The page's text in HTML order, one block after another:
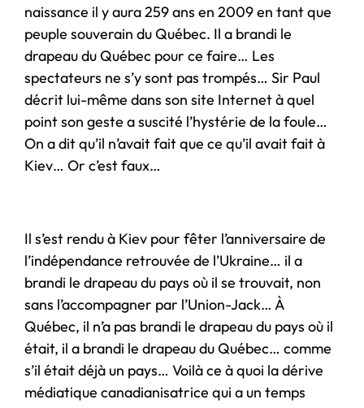
naissance il y aura 259 ans en 2009 en tant que
peuple souverain du Québec. Il a brandi le
drapeau du Québec pour ce faire… Les
spectateurs ne s’y sont pas trompés… Sir Paul
décrit lui-même dans son site Internet à quel
point son geste a suscité l’hystérie de la foule…
On a dit qu’il n’avait fait que ce qu’il avait fait à
Kiev… Or c’est faux…
Il s’est rendu à Kiev pour fêter l’anniversaire de
l’indépendance retrouvée de l’Ukraine… il a
brandi le drapeau du pays où il se trouvait, non
sans l’accompagner par l’Union-Jack… À
Québec, il n’a pas brandi le drapeau du pays où il
était, il a brandi le drapeau du Québec… comme
s’il était déjà un pays… Voilà ce à quoi la dérive
médiatique canadianisatrice qui a un temps